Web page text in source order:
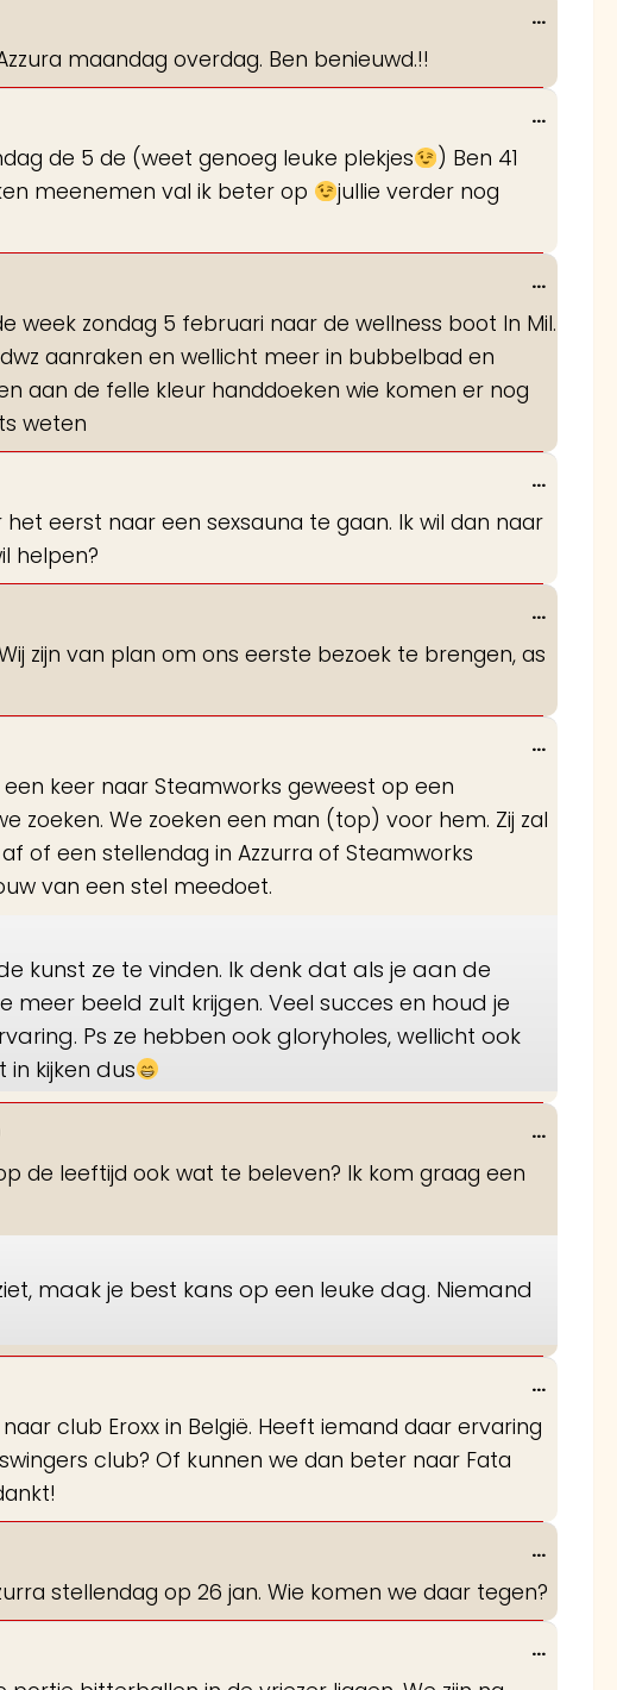
maandag overdag. Ben benieuwd.!!
...Wissel
de 5 de (weet genoeg leuke plekjes
) Ben 41
meenemen val ik beter op
jullie verder nog
...Wissel
week zondag 5 februari naar de wellness boot In Mil.
aanraken en wellicht meer in bubbelbad en
aan de felle kleur handdoeken wie komen er nog
weten
...Wissel
deze
eerst naar een sexsauna te gaan. Ik wil dan naar
helpen?
...Wissel
zijn van plan om ons eerste bezoek te brengen, as
...Wissel
keer naar Steamworks geweest op een
zoeken. We zoeken een man (top) voor hem. Zij zal
of een stellendag in Azzurra of Steamworks
van een stel meedoet.
kunst ze te vinden. Ik denk dat als je aan de
beeld zult krijgen. Veel succes en houd je
Ps ze hebben ook gloryholes, wellicht ook
in kijken dus
...Wissel
de leeftijd ook wat te beleven? Ik kom graag een
maak je best kans op een leuke dag. Niemand
...Wissel
club Eroxx in België. Heeft iemand daar ervaring
club? Of kunnen we dan beter naar Fata
...Wissel
stellendag op 26 jan. Wie komen we daar tegen?
...Wissel
deze
...Wissel